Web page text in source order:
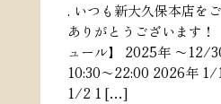
. いつも新大久保本店を
ありがとうございます
ュール】 2025年 〜12/
10:30〜22:00 2026年 1/
1/2 1 […]